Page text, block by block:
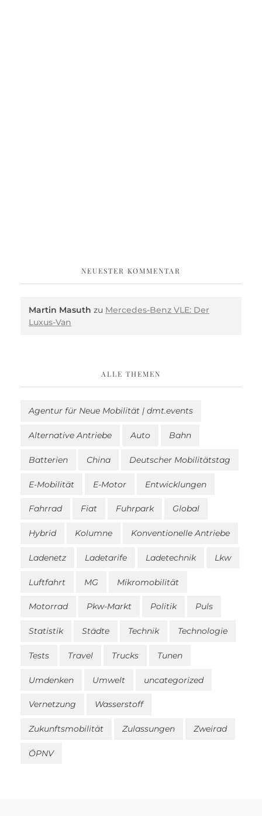
NEUESTER KOMMENTAR
Martin Masuth zu Mercedes-Benz VLE: Der
Luxus-Van
ALLE THEMEN
Agentur für Neue Mobilität | dmt.events
Alternative Antriebe Auto Bahn
Batterien China Deutscher Mobilitätstag
E-Mobilität E-Motor Entwicklungen
Fahrrad Fiat Fuhrpark Global
Hybrid Kolumne Konventionelle Antriebe
Ladenetz Ladetarife Ladetechnik Lkw
Luftfahrt MG Mikromobilität
Motorrad Pkw-Markt Politik Puls
Statistik Städte Technik Technologie
Tests Travel Trucks Tunen
Umdenken Umwelt uncategorized
Vernetzung Wasserstoff
Zukunftsmobilität Zulassungen Zweirad
ÖPNV